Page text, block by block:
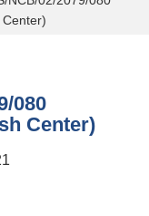
080
Center)